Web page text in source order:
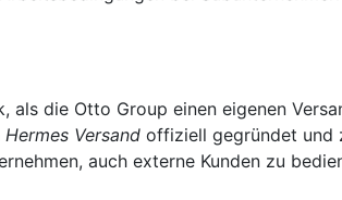
die Otto Group einen eigenen
Hermes Versand offiziell gegründet und
auch externe Kunden zu